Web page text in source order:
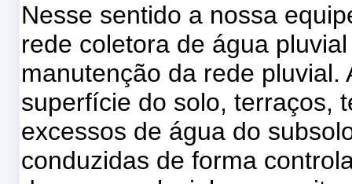
Nesse sentido a nossa
rede coletora de água
manutenção da rede
superfície do solo, terraços,
excessos de água do
conduzidas de forma